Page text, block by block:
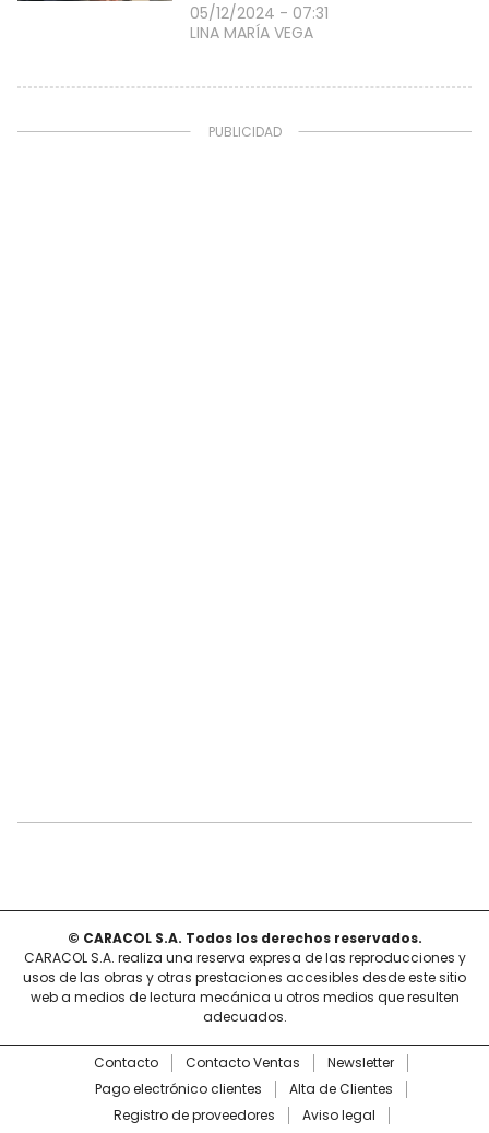
05/12/2024 - 07:31
LINA MARÍA VEGA
© CARACOL S.A. Todos los derechos reservados.
CARACOL S.A. realiza una reserva expresa de las reproducciones y
usos de las obras y otras prestaciones accesibles desde este sitio
web a medios de lectura mecánica u otros medios que resulten
adecuados.
Contacto Contacto Ventas
Newsletter
Pago electrónico clientes
Alta de Clientes
Registro de proveedores
Aviso legal